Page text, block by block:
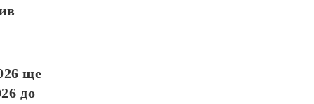
ще
до